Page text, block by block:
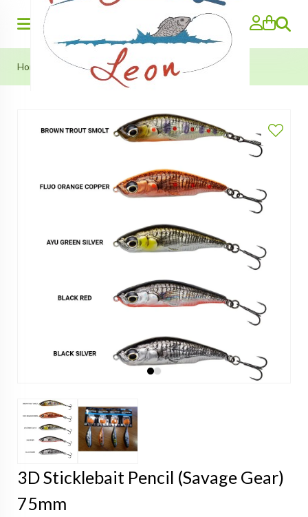
Search
Home 3D Sticklebait Pencil (Savage Gear) 75mm
3D Sticklebait Pencil (Savage Gear)
75mm